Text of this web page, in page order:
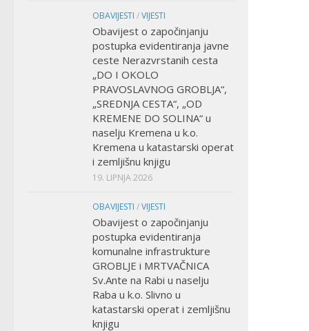
OBAVIJESTI /VIJESTI
Obavijest o započinjanju
postupka evidentiranja javne
ceste Nerazvrstanih cesta
„DO I OKOLO
PRAVOSLAVNOG GROBLJA“,
„SREDNJA CESTA“, „OD
KREMENE DO SOLINA“ u
naselju Kremena u k.o.
Kremena u katastarski operat
i zemljišnu knjigu
19. LIPNJA 2026
OBAVIJESTI /VIJESTI
Obavijest o započinjanju
postupka evidentiranja
komunalne infrastrukture
GROBLJE i MRTVAČNICA
Sv.Ante na Rabi u naselju
Raba u k.o. Slivno u
katastarski operat i zemljišnu
knjigu